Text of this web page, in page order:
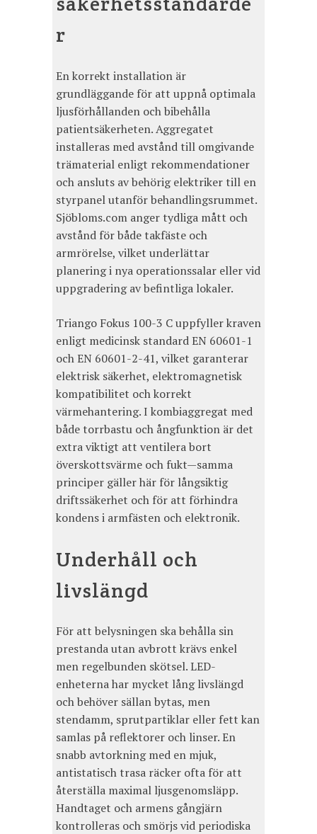
r
En korrekt installation är
grundläggande för att uppnå optimala
ljusförhållanden och bibehålla
patientsäkerheten. Aggregatet
installeras med avstånd till omgivande
trämaterial enligt rekommendationer
och ansluts av behörig elektriker till en
styrpanel utanför behandlingsrummet.
Sjöbloms.com anger tydliga mått och
avstånd för både takfäste och
armrörelse, vilket underlättar
planering i nya operationssalar eller vid
uppgradering av befintliga lokaler.
Triango Fokus 100-3 C uppfyller kraven
enligt medicinsk standard EN 60601-1
och EN 60601-2-41, vilket garanterar
elektrisk säkerhet, elektromagnetisk
kompatibilitet och korrekt
värmehantering. I kombiaggregat med
både torrbastu och ångfunktion är det
extra viktigt att ventilera bort
överskottsvärme och fukt—samma
principer gäller här för långsiktig
driftssäkerhet och för att förhindra
kondens i armfästen och elektronik.
Underhåll och
livslängd
För att belysningen ska behålla sin
prestanda utan avbrott krävs enkel
men regelbunden skötsel. LED-
enheterna har mycket lång livslängd
och behöver sällan bytas, men
stendamm, sprutpartiklar eller fett kan
samlas på reflektorer och linser. En
snabb avtorkning med en mjuk,
antistatisch trasa räcker ofta för att
återställa maximal ljusgenomsläpp.
Handtaget och armens gångjärn
kontrolleras och smörjs vid periodiska